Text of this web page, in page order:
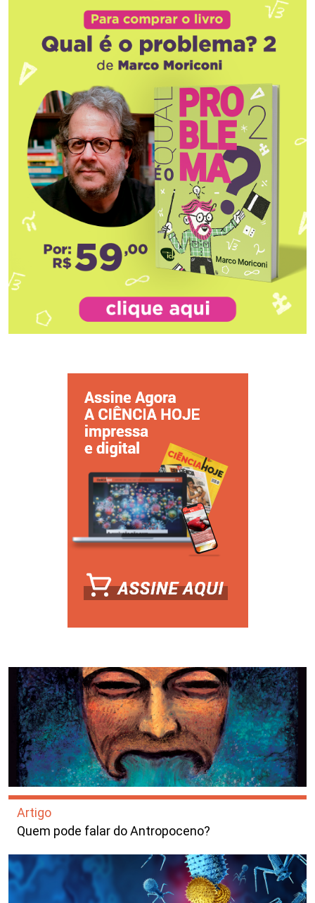
Artigo
Quem pode falar do Antropoceno?